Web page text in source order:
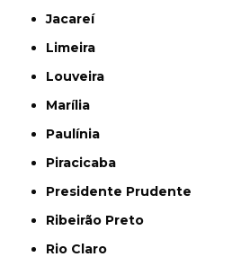
Jacareí
Limeira
Louveira
Marília
Paulínia
Piracicaba
Presidente Prudente
Ribeirão Preto
Rio Claro